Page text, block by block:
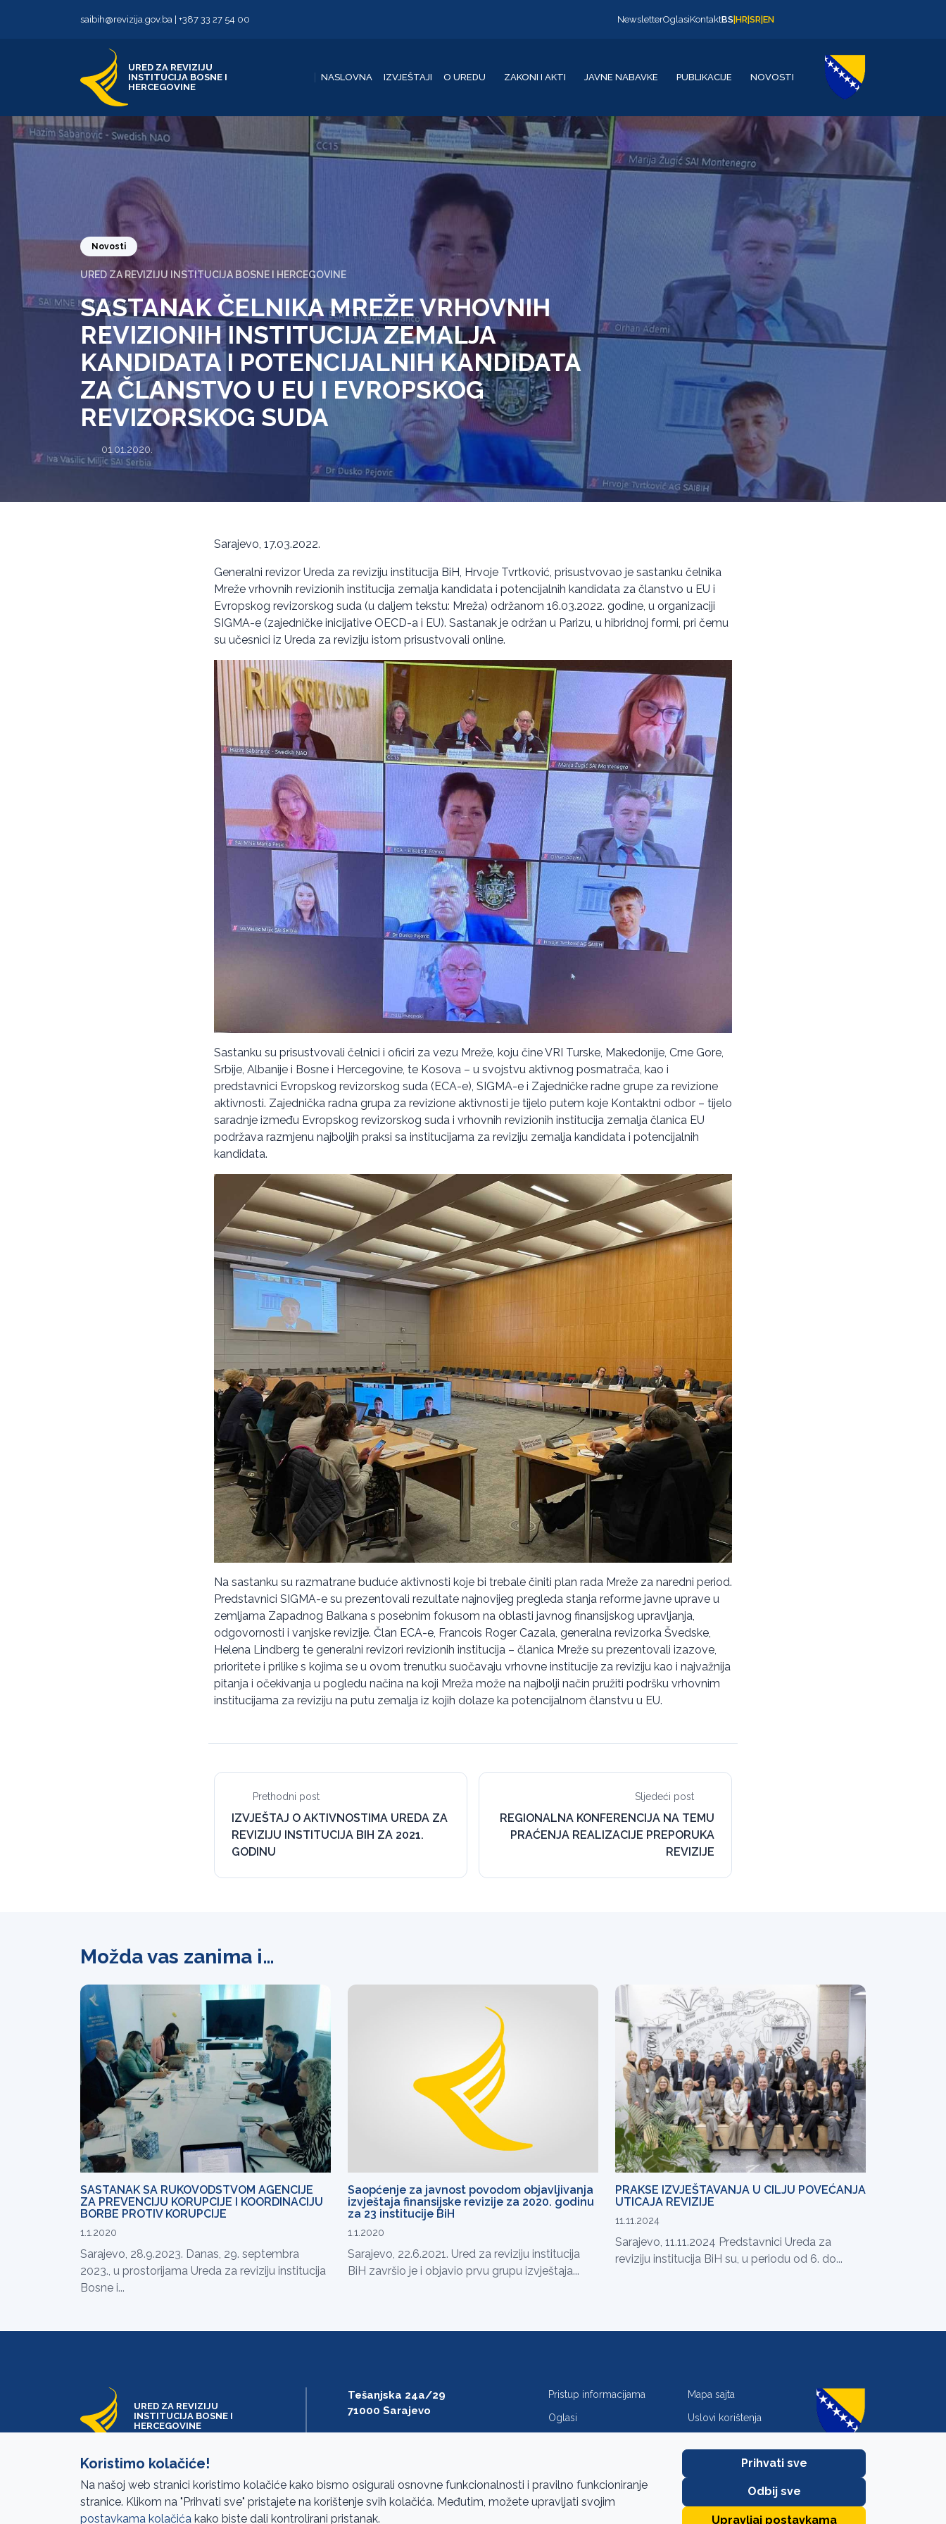
saibih@revizija.gov.ba +387 33 27 54 00 NewsletterOglasiKontaktBS HR SR EN
URED ZA REVIZIJU
INSTITUCIJA BOSNE I
HERCEGOVINE
NASLOVNA IZVJEŠTAJI O UREDU ZAKONI I AKTI JAVNE NABAVKE PUBLIKACIJE NOVOSTI
Novosti
URED ZA REVIZIJU INSTITUCIJA BOSNE I HERCEGOVINE
SASTANAK ČELNIKA MREŽE VRHOVNIH
REVIZIONIH INSTITUCIJA ZEMALJA
KANDIDATA I POTENCIJALNIH KANDIDATA
ZA ČLANSTVO U EU I EVROPSKOG
REVIZORSKOG SUDA
01.01.2020.
Sarajevo, 17.03.2022.
Generalni revizor Ureda za reviziju institucija BiH, Hrvoje Tvrtković, prisustvovao je sastanku čelnika
Mreže vrhovnih revizionih institucija zemalja kandidata i potencijalnih kandidata za članstvo u EU i
Evropskog revizorskog suda (u daljem tekstu: Mreža) održanom 16.03.2022. godine, u organizaciji
SIGMA-e (zajedničke inicijative OECD-a i EU). Sastanak je održan u Parizu, u hibridnoj formi, pri čemu
su učesnici iz Ureda za reviziju istom prisustvovali online.
Sastanku su prisustvovali čelnici i oficiri za vezu Mreže, koju čine VRI Turske, Makedonije, Crne Gore,
Srbije, Albanije i Bosne i Hercegovine, te Kosova – u svojstvu aktivnog posmatrača, kao i
predstavnici Evropskog revizorskog suda (ECA-e), SIGMA-e i Zajedničke radne grupe za revizione
aktivnosti. Zajednička radna grupa za revizione aktivnosti je tijelo putem koje Kontaktni odbor – tijelo
saradnje između Evropskog revizorskog suda i vrhovnih revizionih institucija zemalja članica EU
podržava razmjenu najboljih praksi sa institucijama za reviziju zemalja kandidata i potencijalnih
kandidata.
Na sastanku su razmatrane buduće aktivnosti koje bi trebale činiti plan rada Mreže za naredni period.
Predstavnici SIGMA-e su prezentovali rezultate najnovijeg pregleda stanja reforme javne uprave u
zemljama Zapadnog Balkana s posebnim fokusom na oblasti javnog finansijskog upravljanja,
odgovornosti i vanjske revizije. Član ECA-e, Francois Roger Cazala, generalna revizorka Švedske,
Helena Lindberg te generalni revizori revizionih institucija – članica Mreže su prezentovali izazove,
prioritete i prilike s kojima se u ovom trenutku suočavaju vrhovne institucije za reviziju kao i najvažnija
pitanja i očekivanja u pogledu načina na koji Mreža može na najbolji način pružiti podršku vrhovnim
institucijama za reviziju na putu zemalja iz kojih dolaze ka potencijalnom članstvu u EU.
Prethodni post
IZVJEŠTAJ O AKTIVNOSTIMA UREDA ZA
REVIZIJU INSTITUCIJA BIH ZA 2021.
GODINU
Sljedeći post
REGIONALNA KONFERENCIJA NA TEMU
PRAĆENJA REALIZACIJE PREPORUKA
REVIZIJE
Možda vas zanima i…
SASTANAK SA RUKOVODSTVOM AGENCIJE
ZA PREVENCIJU KORUPCIJE I KOORDINACIJU
BORBE PROTIV KORUPCIJE
1.1.2020
Sarajevo, 28.9.2023. Danas, 29. septembra
2023., u prostorijama Ureda za reviziju institucija
Bosne i...
Saopćenje za javnost povodom objavljivanja
izvještaja finansijske revizije za 2020. godinu
za 23 institucije BiH
1.1.2020
Sarajevo, 22.6.2021. Ured za reviziju institucija
BiH završio je i objavio prvu grupu izvještaja...
PRAKSE IZVJEŠTAVANJA U CILJU POVEĆANJA
UTICAJA REVIZIJE
11.11.2024
Sarajevo, 11.11.2024 Predstavnici Ureda za
reviziju institucija BiH su, u periodu od 6. do...
URED ZA REVIZIJU
INSTITUCIJA BOSNE I
HERCEGOVINE
Tešanjska 24a/29
71000 Sarajevo
saibih@revizija.gov.ba
Pristup informacijama Mapa sajta
Oglasi Uslovi korištenja
Koristimo kolačiće!
Na našoj web stranici koristimo kolačiće kako bismo osigurali osnovne funkcionalnosti i pravilno funkcioniranje
stranice. Klikom na "Prihvati sve" pristajete na korištenje svih kolačića. Međutim, možete upravljati svojim
postavkama kolačića kako biste dali kontrolirani pristanak.
Prihvati sve
Odbij sve
Upravljaj postavkama